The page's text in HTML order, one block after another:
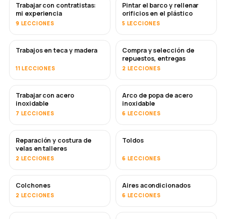
PRONTO
Trabajar con contratistas:
mi experiencia
9 LECCIONES
PRONTO
Pintar el barco y rellenar
orificios en el plástico
5 LECCIONES
Trabajos en teca y madera
11 LECCIONES
PRONTO
Compra y selección de
repuestos, entregas
2 LECCIONES
PRONTO
Trabajar con acero
inoxidable
7 LECCIONES
Arco de popa de acero
inoxidable
6 LECCIONES
PRONTO
Reparación y costura de
velas en talleres
2 LECCIONES
Toldos
6 LECCIONES
Colchones
2 LECCIONES
PRONTO
Aires acondicionados
6 LECCIONES